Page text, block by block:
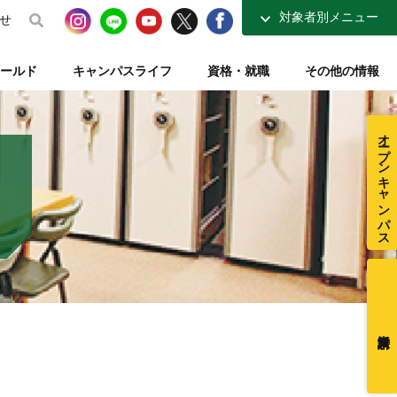
対象者別メニュー
高校生の方へ
社会人・大学生の方へ
在校生ページ
卒業生の方へ
採用ご担当者様へ
コース 夜間コース特集
柔道整復学科 講師紹介 施設・図書室紹介
ター
ュージアム
指定校推薦入試 一般入試【テキスト入試】
ルド
師と整体師の違い
キャンパスライフ
【資格取得を支える】
資格・就職
講座
その他の情報
テレビ・ラジオ放送【元気もりもり学園】
オープンキャンパス